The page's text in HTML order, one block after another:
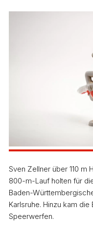
Sven Zellner über 110 m
800-m-Lauf holten für
Baden-
Karlsruhe. Hinzu kam
Speerwerfen.